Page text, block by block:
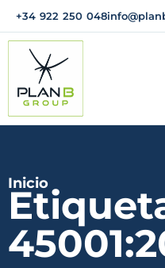
+34 922 250 048
Inicio